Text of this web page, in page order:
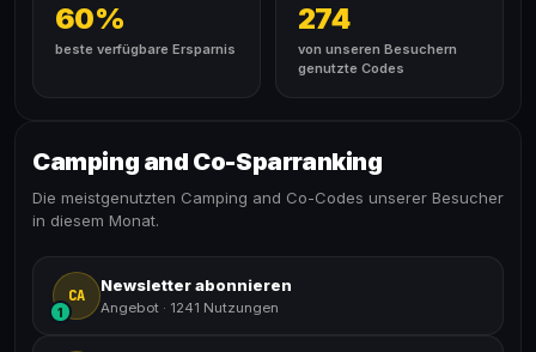
60%
beste verfügbare Ersparnis
274
von unseren Besuchern
genutzte Codes
Camping and Co-Sparranking
Die meistgenutzten Camping and Co-Codes unserer Besucher
in diesem Monat.
CA
1
Newsletter abonnieren
Angebot · 1241 Nutzungen